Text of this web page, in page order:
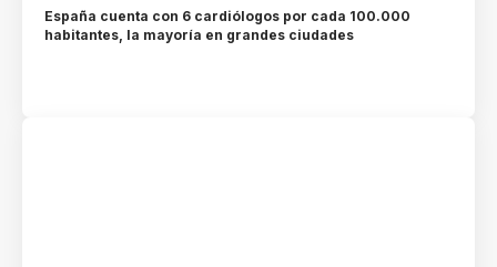
España cuenta con 6 cardiólogos por cada 100.000
habitantes, la mayoría en grandes ciudades